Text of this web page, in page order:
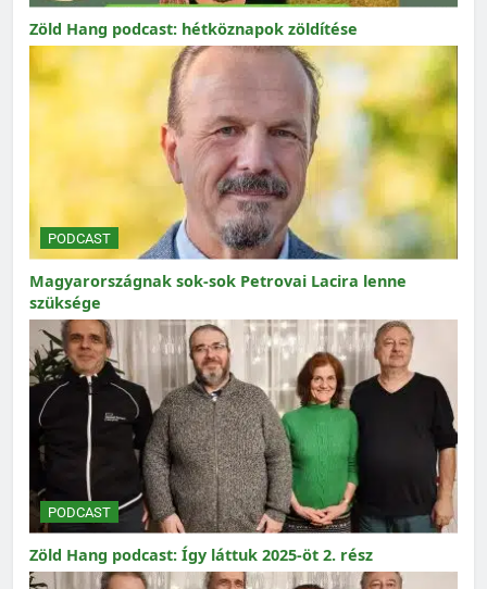
Zöld Hang podcast: hétköznapok zöldítése
PODCAST
Magyarországnak sok-sok Petrovai Lacira lenne
szüksége
PODCAST
Zöld Hang podcast: Így láttuk 2025-öt 2. rész